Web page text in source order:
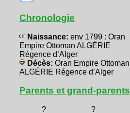
Chronologie
Naissance: env 1799 : Oran
Empire Ottoman ALGÉRIE
Régence d’Alger
Décès: Oran Empire Ottoman
ALGÉRIE Régence d’Alger
Parents et grand-parents
? ?